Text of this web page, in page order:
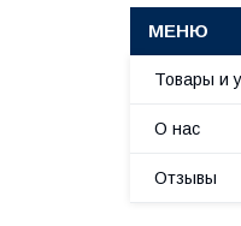
Товары и
О нас
Отзывы